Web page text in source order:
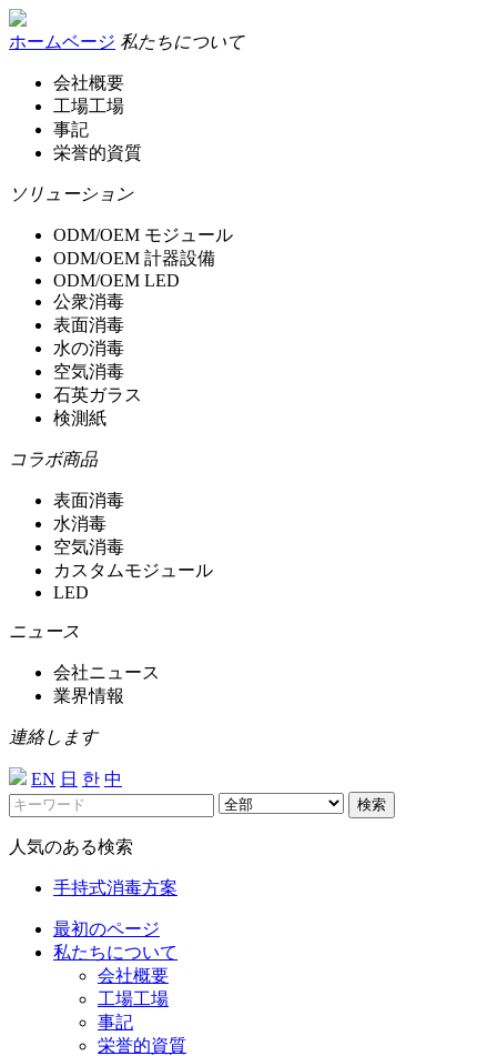
ホームベージ 私たちについて
会社概要
工場工場
事記
栄誉的資質
ソリューション
ODM/OEM モジュール
ODM/OEM 計器設備
ODM/OEM LED
公衆消毒
表面消毒
水の消毒
空気消毒
石英ガラス
検測紙
コラボ商品
表面消毒
水消毒
空気消毒
カスタムモジュール
LED
ニュース
会社ニュース
業界情報
連絡します
EN 日 한 中
検索
人気のある検索
手持式消毒方案
最初のページ
私たちについて
会社概要
工場工場
事記
栄誉的資質